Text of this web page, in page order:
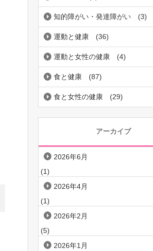
知的障がい・発達障がい (3)
運動と健康 (36)
運動と女性の健康 (4)
食と健康 (87)
食と女性の健康 (29)
アーカイブ
2026年6月
(1)
2026年4月
(1)
2026年2月
(5)
2026年1月